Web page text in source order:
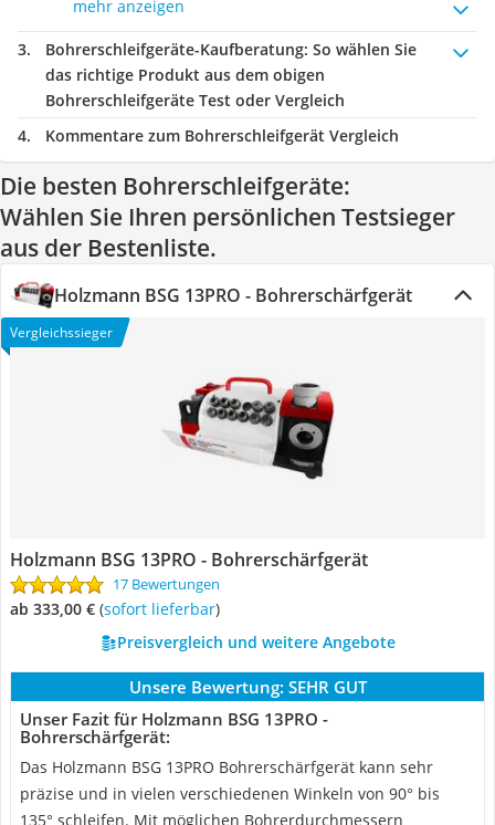
mehr anzeigen
Bohrerschleifgeräte-Kaufberatung: So wählen Sie
das richtige Produkt aus dem obigen
Bohrerschleifgeräte Test oder Vergleich
Kommentare zum Bohrerschleifgerät Vergleich
Die besten Bohrerschleifgeräte:
Wählen Sie Ihren persönlichen Testsieger
aus der Bestenliste.
Holzmann BSG 13PRO - Bohrerschärfgerät
Vergleichssieger
Holzmann BSG 13PRO - Bohrerschärfgerät
17 Bewertungen
ab 333,00 € ( Sofort lieferbar)
Preisvergleich und weitere Angebote
Unsere Bewertung: SEHR GUT
Unser Fazit für Holzmann BSG 13PRO -
Bohrerschärfgerät:
Das Holzmann BSG 13PRO Bohrerschärfgerät kann sehr
präzise und in vielen verschiedenen Winkeln von 90° bis
135° schleifen. Mit möglichen Bohrerdurchmessern